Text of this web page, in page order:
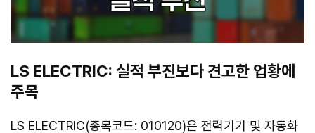
LS ELECTRIC: 실적 부진보다 견고한 업황에
주목
LS ELECTRIC(종목코드: 010120)은 전력기기 및 자동화